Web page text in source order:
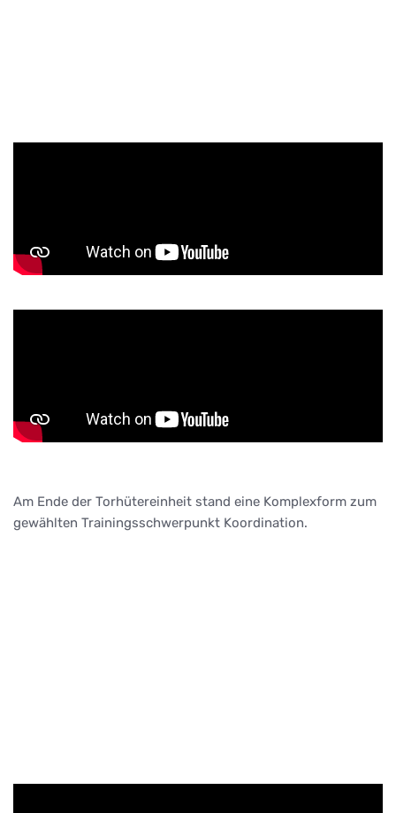
Am Ende der Torhütereinheit stand eine Komplexform zum
gewählten Trainingsschwerpunkt Koordination.